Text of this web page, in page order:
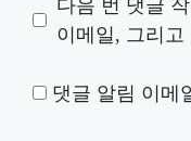
다음 번 댓글
이메일, 그리
댓글 알림 이메